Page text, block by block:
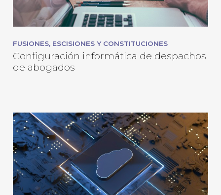
FUSIONES, ESCISIONES Y CONSTITUCIONES
Configuración informática de despachos
de abogados